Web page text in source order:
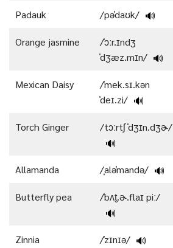
Padauk /pəˈdaʊk/ 🔊
Orange jasmine
/ˈɔːr.ɪndʒ
ˈdʒæz.mɪn/ 🔊
Mexican Daisy
/ˈmek.sɪ.kən
ˈdeɪ.zi/ 🔊
Torch Ginger
/tɔːrtʃ ˈdʒɪn.dʒɚ/
🔊
Allamanda /ˌaləˈmandə/ 🔊
Butterfly pea
/ˈbʌt̬.ɚ.flaɪ piː/
🔊
Zinnia /ˈzɪnɪə/ 🔊